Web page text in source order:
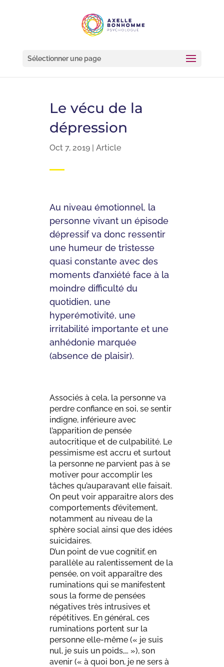
Sélectionner une page
Le vécu de la
dépression
Oct 7, 2019| Article
Au niveau émotionnel, la
personne vivant un épisode
dépressif va donc ressentir
une humeur de tristesse
quasi constante avec des
moments d’anxiété face à la
moindre difficulté du
quotidien, une
hyperémotivité, une
irritabilité importante et une
anhédonie marquée
(absence de plaisir).
Associés à cela, la personne va
perdre confiance en soi, se sentir
indigne, inférieure avec
l’apparition de pensée
autocritique et de culpabilité. Le
pessimisme est accru et surtout
la personne ne parvient pas à se
motiver pour accomplir les
tâches qu’auparavant elle faisait.
On peut voir apparaitre alors des
comportements d’évitement,
notamment au niveau de la
sphère social ainsi que des idées
suicidaires.
D’un point de vue cognitif, en
parallèle au ralentissement de la
pensée, on voit apparaître des
ruminations qui se manifestent
sous la forme de pensées
négatives très intrusives et
répétitives. En général, ces
ruminations portent sur la
personne elle-même (« je suis
nul, je suis un poids,… »), son
avenir (« à quoi bon, je ne sers à